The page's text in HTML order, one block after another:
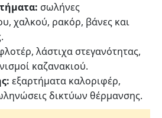
σωλήνες
χαλκού, ρακόρ, βάνες και
λάστιχα στεγανότητας,
καζανακιού.
εξαρτήματα καλοριφέρ,
δικτύων θέρμανσης.